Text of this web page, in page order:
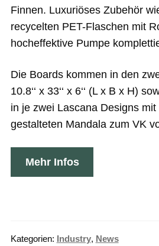
Finnen. Luxuriöses Zubehör
recycelten PET-Flaschen mit
hocheffektive Pumpe
Die Boards kommen in den
10.8‘‘ x 33‘‘ x 6‘‘ (L x B x H)
in je zwei Lascana Designs
gestalteten Mandala zum VK
Mehr Infos
Kategorien: Industry, News